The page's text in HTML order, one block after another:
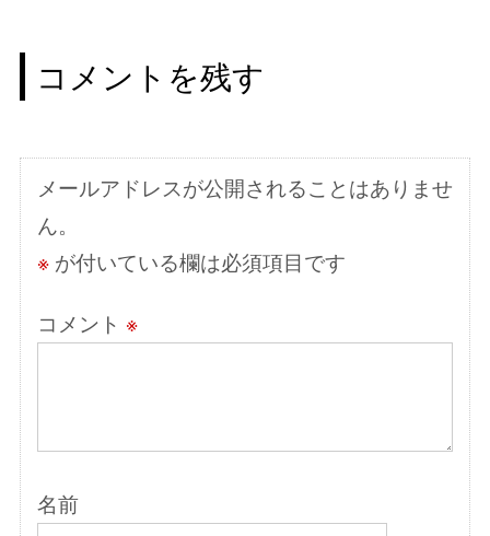
ビ
ゲ
シ
ョ
ン
コメントを残す
メールアドレスが公開されることはありませ
ん。
※が付いている欄は必須項目です
コメント ※
名前